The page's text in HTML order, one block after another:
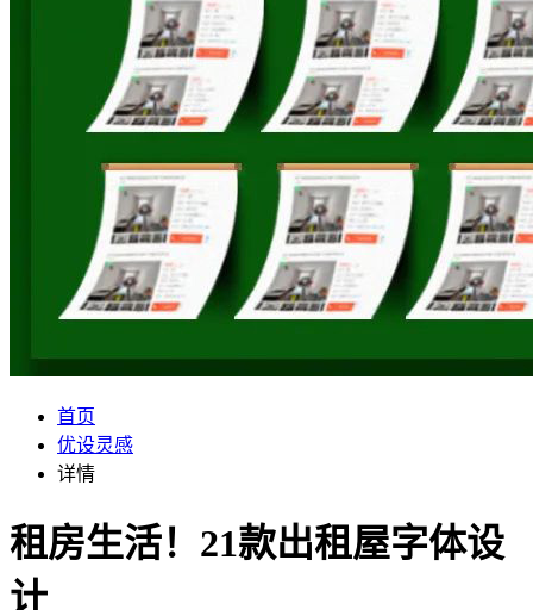
首页
优设灵感
详情
租房生活！21款出租屋字体设
计